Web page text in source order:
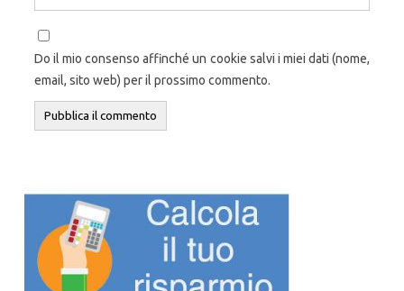
Do il mio consenso affinché un cookie salvi i miei dati (nome,
email, sito web) per il prossimo commento.